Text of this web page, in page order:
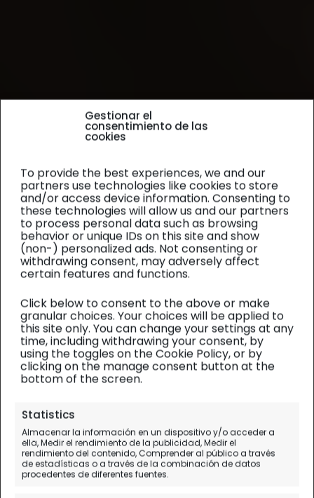
Gestionar el
consentimiento de las
cookies
To provide the best experiences, we and our
partners use technologies like cookies to store
and/or access device information. Consenting to
these technologies will allow us and our partners
to process personal data such as browsing
behavior or unique IDs on this site and show
(non-) personalized ads. Not consenting or
withdrawing consent, may adversely affect
certain features and functions.
Click below to consent to the above or make
granular choices. Your choices will be applied to
this site only. You can change your settings at any
time, including withdrawing your consent, by
using the toggles on the Cookie Policy, or by
clicking on the manage consent button at the
bottom of the screen.
Statistics
Almacenar la información en un dispositivo y/o acceder a
ella, Medir el rendimiento de la publicidad, Medir el
rendimiento del contenido, Comprender al público a través
de estadísticas o a través de la combinación de datos
procedentes de diferentes fuentes.
Visita santuario de elefantes
en Chiang Mai (Kanta),
OPINIÓN